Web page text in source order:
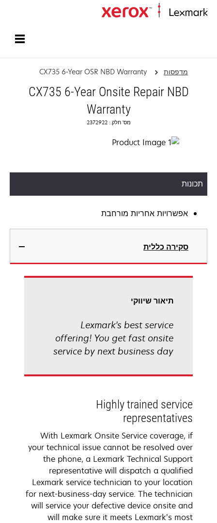
מדפסות CX735 6-Year OSR NBD Warranty
CX735 6-Year Onsite Repair NBD
Warranty
מס' חלק.: 2372922
תכונות
אפשרויות אחריות מורחבת
סקירה כללית
תיאור שיווקי
Lexmark's best service
offering! You get fast onsite
service by next business day
Highly trained service
representatives
With Lexmark Onsite Service coverage, if
your technical issue cannot be resolved over
the phone, a Lexmark Technical Support
representative will dispatch a qualified
Lexmark service technician to your location
for next-business-day service. The technician
will service your defective device onsite and
will make sure it meets Lexmark’s most